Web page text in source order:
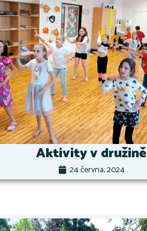
Aktivity v družině
24 června, 2024